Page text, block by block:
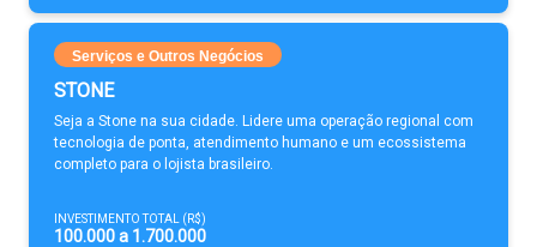
Serviços e Outros Negócios
STONE
Seja a Stone na sua cidade. Lidere uma operação regional com
tecnologia de ponta, atendimento humano e um ecossistema
completo para o lojista brasileiro.
INVESTIMENTO TOTAL (R$)
100.000 a 1.700.000